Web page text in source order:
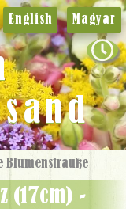
Blumensträuße
English Magyar